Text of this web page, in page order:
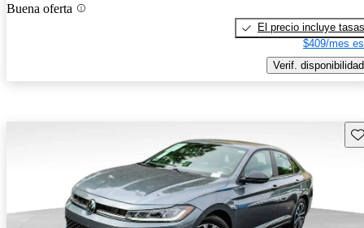
Buena oferta
El precio incluye tasas
$409/mes
Verif. disponibilidad